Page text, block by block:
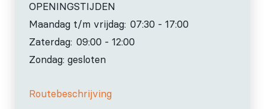
OPENINGSTIJDEN
Maandag t/m vrijdag: 07:30 - 17:00
Zaterdag: 09:00 - 12:00
Zondag: gesloten
Routebeschrijving